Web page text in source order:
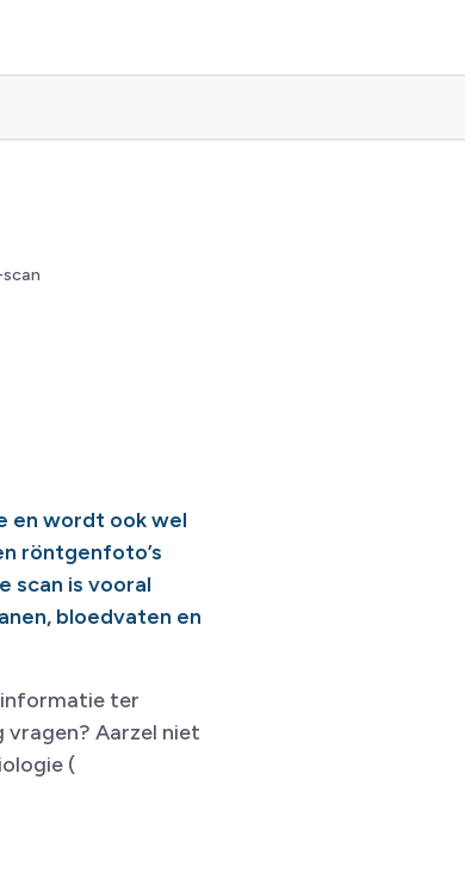
en wordt ook wel
röntgenfoto’s
scan is vooral
bloedvaten en
informatie ter
Aarzel niet
(